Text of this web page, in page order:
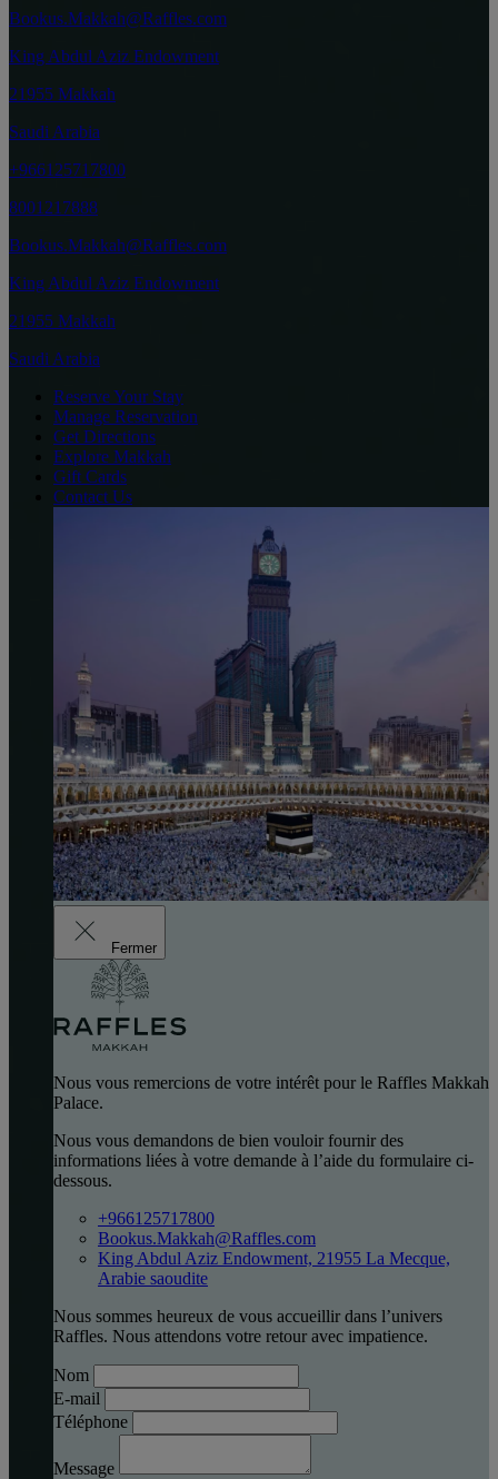
Bookus.Makkah@Raffles.com
King Abdul Aziz Endowment
21955 Makkah
Saudi Arabia
+966125717800
8001217888
Bookus.Makkah@Raffles.com
King Abdul Aziz Endowment
21955 Makkah
Saudi Arabia
Reserve Your Stay
Manage Reservation
Get Directions
Explore Makkah
Gift Cards
Contact Us
Fermer
Nous vous remercions de votre intérêt pour le Raffles Makkah
Palace.
Nous vous demandons de bien vouloir fournir des
informations liées à votre demande à l’aide du formulaire ci-
dessous.
+966125717800
Bookus.Makkah@Raffles.com
King Abdul Aziz Endowment, 21955 La Mecque,
Arabie saoudite
Nous sommes heureux de vous accueillir dans l’univers
Raffles. Nous attendons votre retour avec impatience.
Nom
E-mail
Téléphone
Message